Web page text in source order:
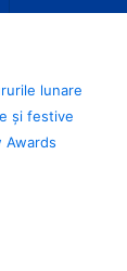
lunare
și festive
Awards